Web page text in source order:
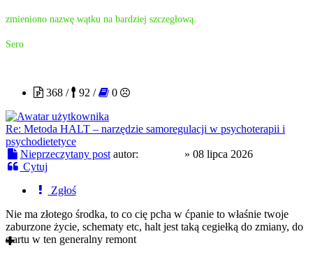
zmieniono nazwę wątku na bardziej szczegłową.
Sero
368 /
92 / 0
Re: Metoda HALT – narzędzie samoregulacji w psychoterapii i
psychodietetyce
Nieprzeczytany post autor: » 08 lipca 2026
Cytuj
Zgłoś
Nie ma złotego środka, to co cię pcha w ćpanie to właśnie twoje
zaburzone życie, schematy etc, halt jest taką cegiełką do zmiany, do
startu w ten generalny remont